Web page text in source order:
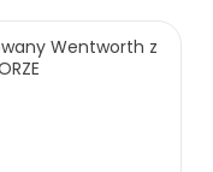
Wentworth z